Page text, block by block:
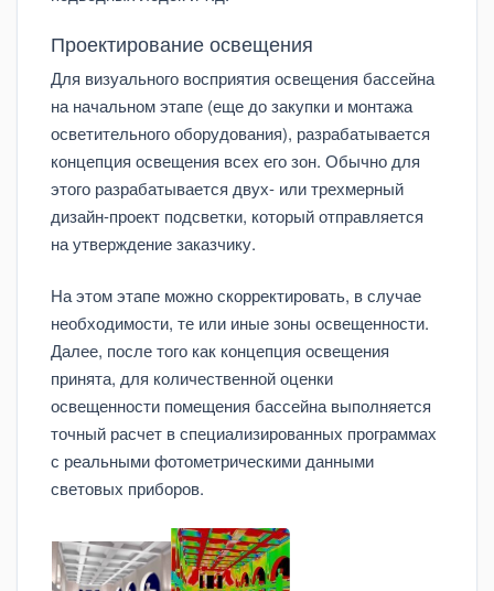
Проектирование освещения
Для визуального восприятия освещения бассейна
на начальном этапе (еще до закупки и монтажа
осветительного оборудования), разрабатывается
концепция освещения всех его зон. Обычно для
этого разрабатывается двух- или трехмерный
дизайн-проект подсветки, который отправляется
на утверждение заказчику.
На этом этапе можно скорректировать, в случае
необходимости, те или иные зоны освещенности.
Далее, после того как концепция освещения
принята, для количественной оценки
освещенности помещения бассейна выполняется
точный расчет в специализированных программах
с реальными фотометрическими данными
световых приборов.